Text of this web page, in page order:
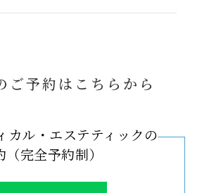
予約はこちらから
ル・エステティックの
（完全予約制）